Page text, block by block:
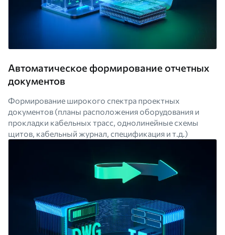
Автоматическое формирование отчетных
документов
Формирование широкого спектра проектных
документов (планы расположения оборудования и
прокладки кабельных трасс, однолинейные схемы
щитов, кабельный журнал, спецификация и т.д.)